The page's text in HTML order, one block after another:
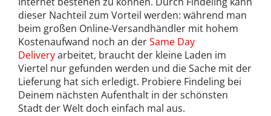
dieser Nachteil zum Vorteil werden: während man
beim großen Online-Versandhändler mit hohem
Kostenaufwand noch an derSame Day
Deliveryarbeitet, braucht der kleine Laden im
Viertel nur gefunden werden und die Sache mit der
Lieferung hat sich erledigt. Probiere Findeling bei
Deinem nächsten Aufenthalt in der schönsten
Stadt der Welt doch einfach mal aus.